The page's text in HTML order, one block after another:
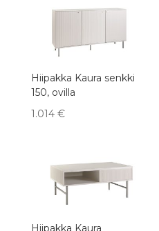
Hiipakka Kaura senkki
150, ovilla
1.014 €
Hiipakka Kaura